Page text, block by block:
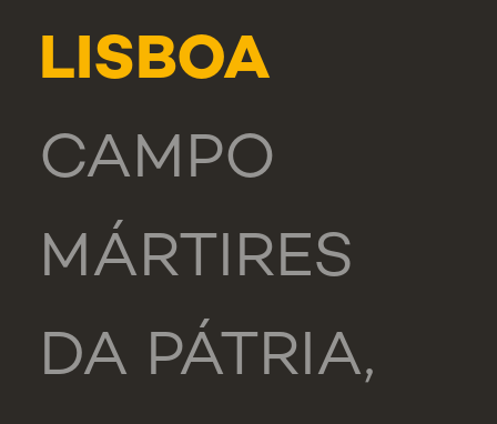
LISBOA
CAMPO
MÁRTIRES
DA PÁTRIA,